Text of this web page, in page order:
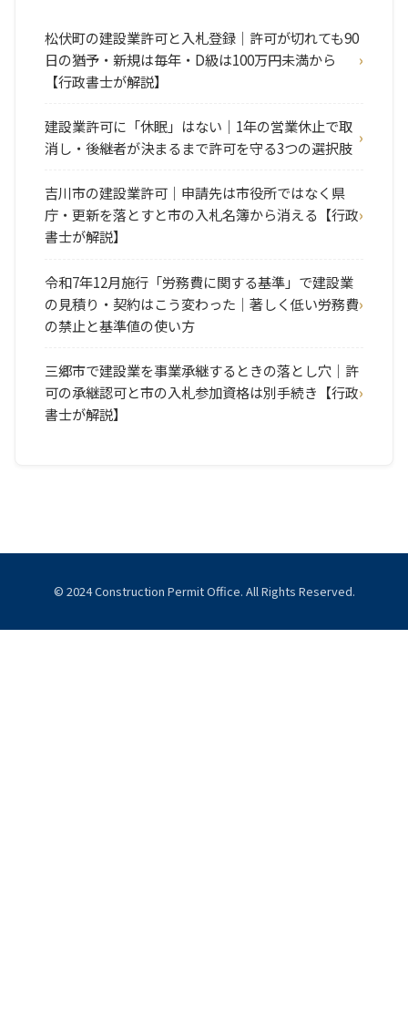
松伏町の建設業許可と入札登録｜許可が切れても90
日の猶予・新規は毎年・D級は100万円未満から
【行政書士が解説】
建設業許可に「休眠」はない｜1年の営業休止で取
消し・後継者が決まるまで許可を守る3つの選択肢
吉川市の建設業許可｜申請先は市役所ではなく県
庁・更新を落とすと市の入札名簿から消える【行政
書士が解説】
令和7年12月施行「労務費に関する基準」で建設業
の見積り・契約はこう変わった｜著しく低い労務費
の禁止と基準値の使い方
三郷市で建設業を事業承継するときの落とし穴｜許
可の承継認可と市の入札参加資格は別手続き【行政
書士が解説】
© 2024 Construction Permit Office. All Rights Reserved.